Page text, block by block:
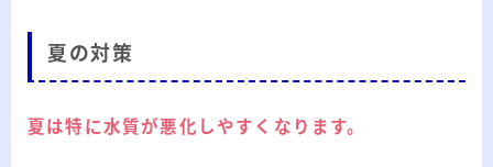
夏の対策
夏は特に水質が悪化しやすくなります。